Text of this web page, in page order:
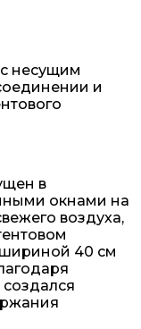
несущим
и
в
окнами на
воздуха,
40 см